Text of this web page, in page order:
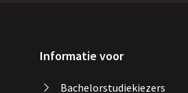
Informatie voor
Bachelorstudiekiezers